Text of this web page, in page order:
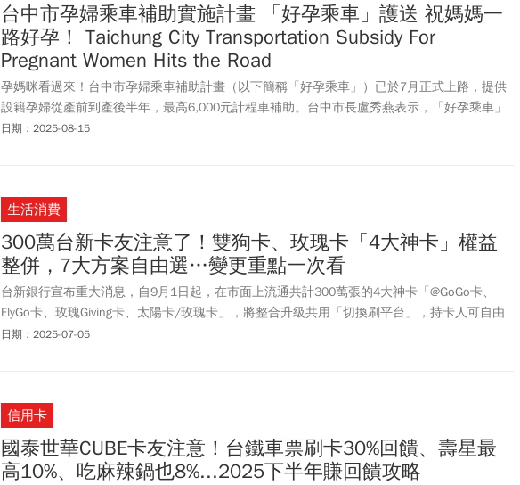
台中市孕婦乘車補助實施計畫 「好孕乘車」護送 祝媽媽一
路好孕！ Taichung City Transportation Subsidy For
Pregnant Women Hits the Road
孕媽咪看過來！台中市孕婦乘車補助計畫（以下簡稱「好孕乘車」）已於7月正式上路，提供
設籍孕婦從產前到產後半年，最高6,000元計程車補助。台中市長盧秀燕表示，「好孕乘車」
從申請到支付，全程透過「台中通 TCPASS」APP線上完成，並結合11家車隊、逾5,300輛計
pregnant women registered in Taichung City from early pregnancy through six months after
delivery. The program aims to provide the most caring and practical support for expectant
mothers. The entire process, from application to payment, can be completed online via the
TCPASS app.
日期：2025-08-15
生活消費
300萬台新卡友注意了！雙狗卡、玫瑰卡「4大神卡」權益
整併，7大方案自由選…變更重點一次看
台新銀行宣布重大消息，自9月1日起，在市面上流通共計300萬張的4大神卡「@GoGo卡、
FlyGo卡、玫瑰Giving卡、太陽卡/玫瑰卡」，將整合升級共用「切換刷平台」，持卡人可自由
切換七大方案；也就是說，未來這4張信用卡「將無實質上差異」，消費者「無須更換卡片」
日期：2025-07-05
信用卡
國泰世華CUBE卡友注意！台鐵車票刷卡30%回饋、壽星最
高10%、吃麻辣鍋也8%...2025下半年賺回饋攻略